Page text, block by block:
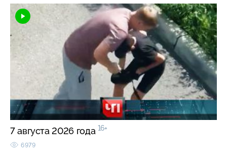
7 августа 2026 года 16+
6979